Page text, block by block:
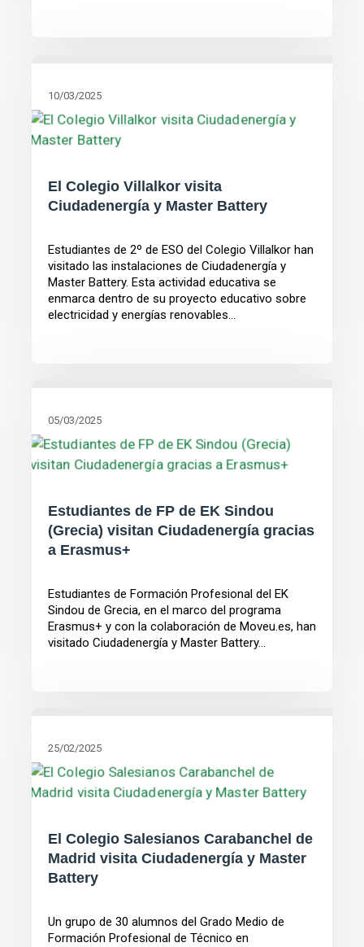
10/03/2025
El Colegio Villalkor visita
Ciudadenergía y Master Battery
Estudiantes de 2º de ESO del Colegio Villalkor han
visitado las instalaciones de Ciudadenergía y
Master Battery. Esta actividad educativa se
enmarca dentro de su proyecto educativo sobre
electricidad y energías renovables...
05/03/2025
Estudiantes de FP de EK Sindou
(Grecia) visitan Ciudadenergía gracias
a Erasmus+
Estudiantes de Formación Profesional del EK
Sindou de Grecia, en el marco del programa
Erasmus+ y con la colaboración de Moveu.es, han
visitado Ciudadenergía y Master Battery...
25/02/2025
El Colegio Salesianos Carabanchel de
Madrid visita Ciudadenergía y Master
Battery
Un grupo de 30 alumnos del Grado Medio de
Formación Profesional de Técnico en